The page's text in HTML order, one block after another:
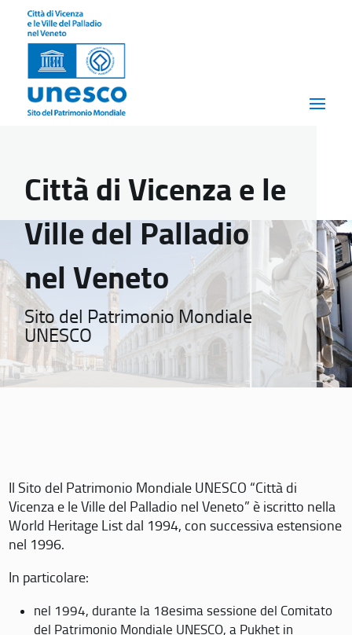
Città di Vicenza e le
Ville del Palladio
nel Veneto
Sito del Patrimonio Mondiale
UNESCO
Il Sito del Patrimonio Mondiale UNESCO “Città di
Vicenza e le Ville del Palladio nel Veneto” è iscritto nella
World Heritage List dal 1994, con successiva estensione
nel 1996.
In particolare:
nel 1994, durante la 18esima sessione del Comitato
del Patrimonio Mondiale UNESCO, a Pukhet in